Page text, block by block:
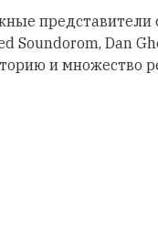
Soundorom, Dan
и множество